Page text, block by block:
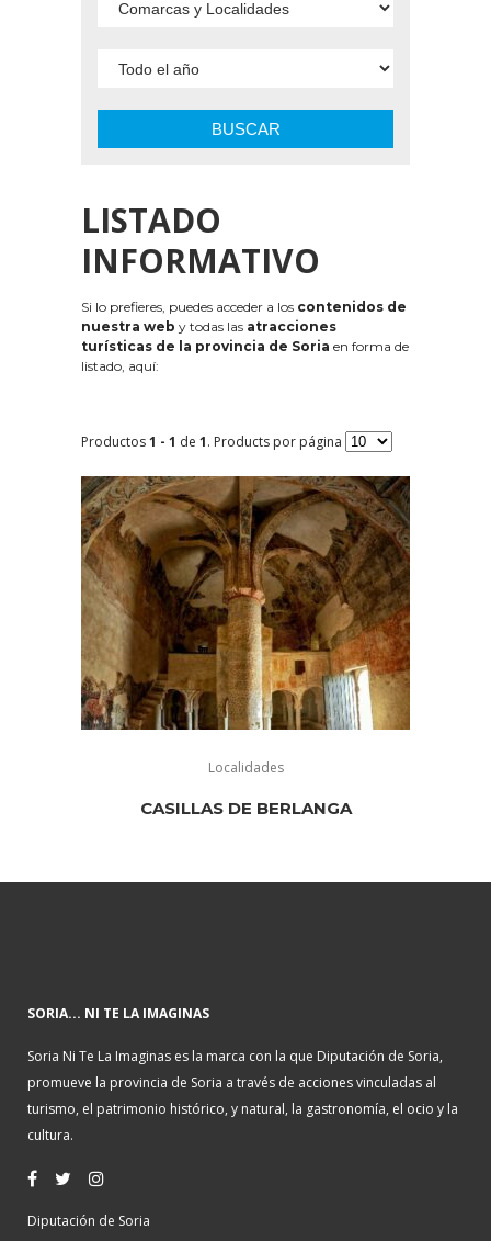
BUSCAR
LISTADO
INFORMATIVO
Si lo prefieres, puedes acceder a los contenidos de
nuestra web y todas las atracciones
turísticas de la provincia de Soria en forma de
listado, aquí:
Productos1 - 1 de 1. Products por página
Localidades
CASILLAS DE BERLANGA
SORIA... NI TE LA IMAGINAS
Soria Ni Te La Imaginas es la marca con la que Diputación de Soria,
promueve la provincia de Soria a través de acciones vinculadas al
turismo, el patrimonio histórico, y natural, la gastronomía, el ocio y la
cultura.
Diputación de Soria